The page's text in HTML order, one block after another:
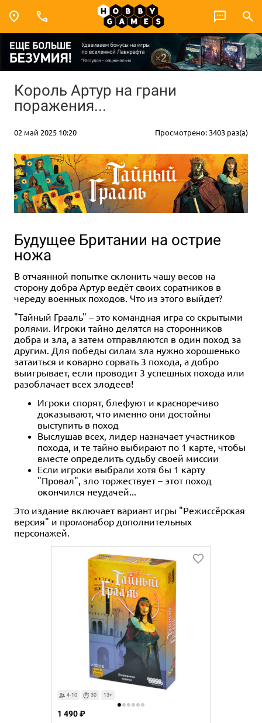
Король Артур на грани
поражения...
02 май 2025 10:20 Просмотрено: 3403 раз(а)
Будущее Британии на острие
ножа
В отчаянной попытке склонить чашу весов на
сторону добра Артур ведёт своих соратников в
череду военных походов. Что из этого выйдет?
"Тайный Грааль" – это командная игра со скрытыми
ролями. Игроки тайно делятся на сторонников
добра и зла, а затем отправляются в один поход за
другим. Для победы силам зла нужно хорошенько
затаиться и коварно сорвать 3 похода, а добро
выигрывает, если проводит 3 успешных похода или
разоблачает всех злодеев!
Игроки спорят, блефуют и красноречиво
доказывают, что именно они достойны
выступить в поход
Выслушав всех, лидер назначает участников
похода, и те тайно выбирают по 1 карте, чтобы
вместе определить судьбу своей миссии
Если игроки выбрали хотя бы 1 карту
"Провал", зло торжествует – этот поход
окончился неудачей...
Это издание включает вариант игры "Режиссёрская
версия" и промонабор дополнительных
персонажей.
4-10 30 13+
1 490 ₽